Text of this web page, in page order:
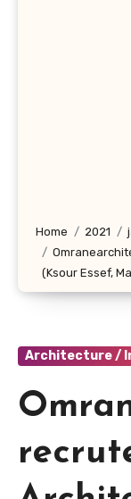
Home 2021
(Ksour Essef,
Architecture /